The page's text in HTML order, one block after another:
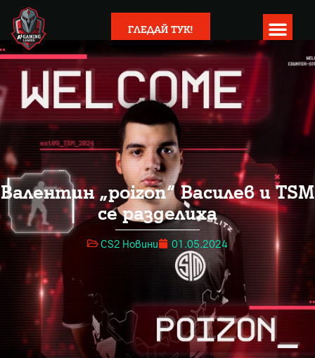
ГЛЕДАЙ ТУК!
Валентин „poizon“ Василев и TSM
се разделиха
CS2 Новини 01.05.2024